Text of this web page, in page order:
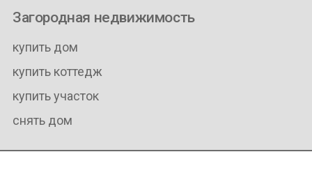
Загородная недвижимость
купить дом
купить коттедж
купить участок
снять дом